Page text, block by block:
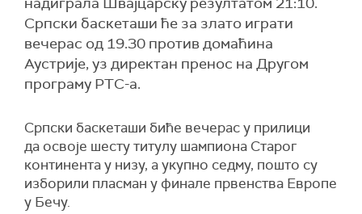
Српски баскеташи ће за злато играти
вечерас од 19.30 против домаћина
Аустрије, уз директан пренос на Другом
програму РТС-а.
Српски баскеташи биће вечерас у прилици
да освоје шесту титулу шампиона Старог
континента у низу, а укупно седму, пошто су
изборили пласман у финале првенства Европе
у Бечу.